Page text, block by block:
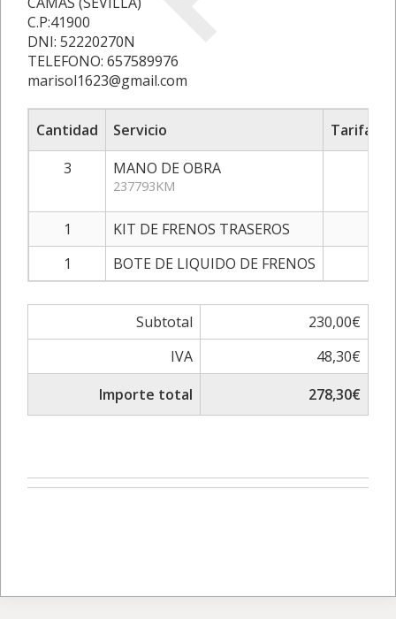
C.P:41900
DNI: 52220270N
TELEFONO: 657589976
marisol1623@gmail.com
Cantidad Servicio
Tarifa/
3
MANO DE OBRA
237793KM
1 KIT DE FRENOS TRASEROS
1
BOTE DE LIQUIDO DE FRENOS
Subtotal
230,00€
IVA
48,30€
Importe total
278,30€